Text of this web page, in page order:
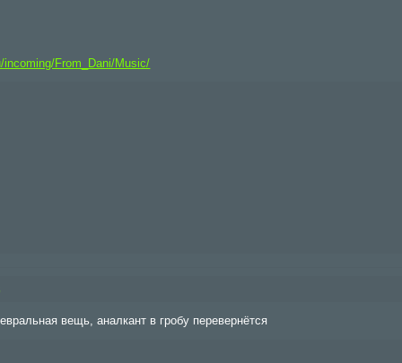
From_Dani/Music/
вещь, аналкант в гробу перевернётся